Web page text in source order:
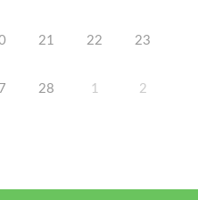
21 22 23
28 1 2